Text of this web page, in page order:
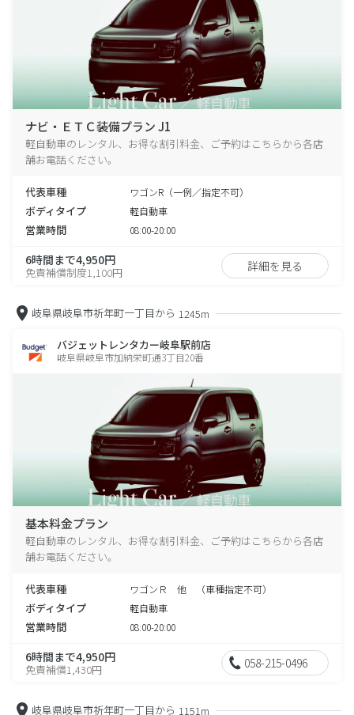
ナビ・ＥＴＣ装備プラン J1
軽自動車のレンタル、お得な割引料金、ご予約はこちらから各店
舗お電話ください。
代表車種 ワゴンR（一例／指定不可）
ボディタイプ 軽自動車
営業時間 08:00-20:00
6時間まで4,950円
免責補償制度1,100円 詳細を見る
岐阜県岐阜市祈年町一丁目から 1245m
バジェットレンタカー岐阜駅前店
岐阜県岐阜市加納栄町通3丁目20番
基本料金プラン
軽自動車のレンタル、お得な割引料金、ご予約はこちらから各店
舗お電話ください。
代表車種 ワゴンＲ 他 （車種指定不可）
ボディタイプ 軽自動車
営業時間 08:00-20:00
6時間まで4,950円
免責補償1,430円 058-215-0496
岐阜県岐阜市祈年町一丁目から 1151m